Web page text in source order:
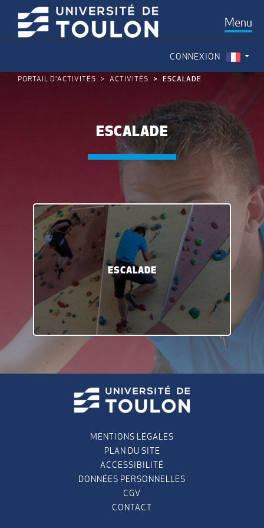
Menu
CONNEXION
PORTAIL D'ACTIVITÉS ACTIVITÉS ESCALADE
ESCALADE
ESCALADE
MENTIONS LÉGALES
PLAN DU SITE
ACCESSIBILITÉ
DONNÉES PERSONNELLES
CGV
CONTACT